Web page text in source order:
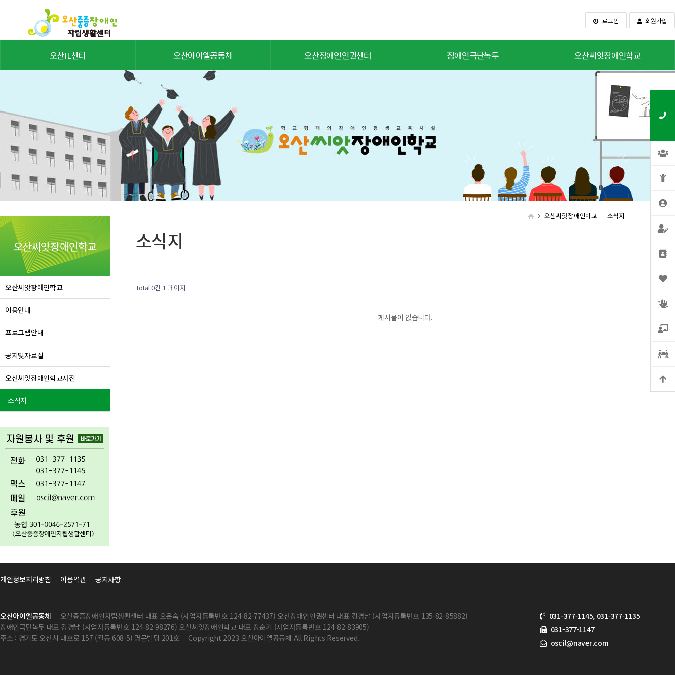
로그인 회원가입
오산IL센터 오산아이엘공동체 오산장애인인권센터 장애인극단녹두 오산씨앗장애인학교
오산씨앗장애인학교 소식지
오산씨앗장애인학교
오산씨앗장애인학교
이용안내
프로그램안내
공지및자료실
오산씨앗장애인학교사진
소식지
소식지
Total 0건 1 페이지
게시물이 없습니다.
개인정보처리방침 이용약관 공지사항
오산아이엘공동체
오산중증장애인자립생활센터 대표 오은숙 (사업자등록번호 124-82-77437) 오산장애인인권센터 대표 강경남 (사업자등록번호 135-82-85882)
장애인극단녹두 대표 강경남 (사업자등록번호 124-82-98276) 오산씨앗장애인학교 대표 장순기 (사업자등록번호 124-82-83905)
주소 : 경기도 오산시 대호로 157 (궐동 608-5) 명문빌딩 201호
Copyright 2023 오산아이엘공동체 All Rights Reserved.
031-377-1145, 031-377-1135
031-377-1147
oscil@naver.com